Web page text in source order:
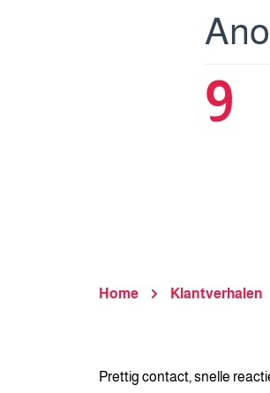
9
Home Klantverhalen
Prettig contact, snelle